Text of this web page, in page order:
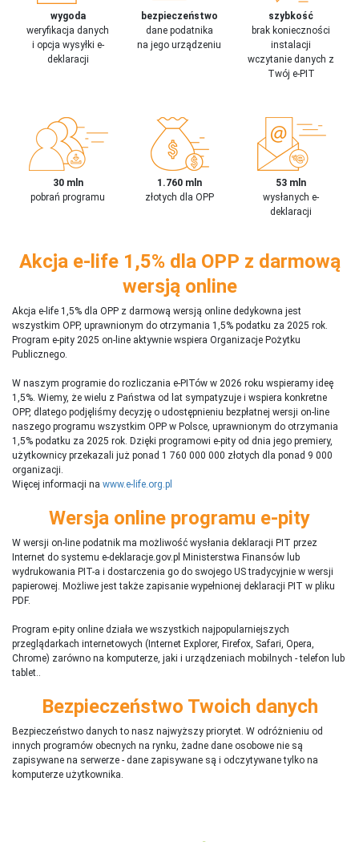
wygoda
weryfikacja danych
i opcja wysyłki e-
deklaracji
bezpieczeństwo
dane podatnika
na jego urządzeniu
szybkość
brak konieczności
instalacji
wczytanie danych z
Twój e-PIT
30 mln
pobrań programu
1.760 mln
złotych dla OPP
53 mln
wysłanych e-
deklaracji
Akcja e-life 1,5% dla OPP z darmową
wersją online
Akcja e-life 1,5% dla OPP z darmową wersją online dedykowna jest
wszystkim OPP, uprawnionym do otrzymania 1,5% podatku za 2025 rok.
Program e-pity 2025 on-line aktywnie wspiera Organizacje Pożytku
Publicznego.
W naszym programie do rozliczania e-PITów w 2026 roku wspieramy ideę
1,5%. Wiemy, że wielu z Państwa od lat sympatyzuje i wspiera konkretne
OPP, dlatego podjęliśmy decyzję o udostępnieniu bezpłatnej wersji on-line
naszego programu wszystkim OPP w Polsce, uprawnionym do otrzymania
1,5% podatku za 2025 rok. Dzięki programowi e-pity od dnia jego premiery,
użytkownicy przekazali już ponad 1 760 000 000 złotych dla ponad 9 000
organizacji.
Więcej informacji na www.e-life.org.pl
Wersja online programu e-pity
W wersji on-line podatnik ma możliwość wysłania deklaracji PIT przez
Internet do systemu e-deklaracje.gov.pl Ministerstwa Finansów lub
wydrukowania PIT-a i dostarczenia go do swojego US tradycyjnie w wersji
papierowej. Możliwe jest także zapisanie wypełnionej deklaracji PIT w pliku
PDF.
Program e-pity online działa we wszystkich najpopularniejszych
przeglądarkach internetowych (Internet Explorer, Firefox, Safari, Opera,
Chrome) zarówno na komputerze, jaki i urządzeniach mobilnych - telefon lub
tablet..
Bezpieczeństwo Twoich danych
Bezpieczeństwo danych to nasz najwyższy priorytet. W odróżnieniu od
innych programów obecnych na rynku, żadne dane osobowe nie są
zapisywane na serwerze - dane zapisywane są i odczytywane tylko na
komputerze użytkownika.